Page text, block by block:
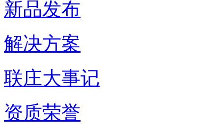
新品发布
解决方案
联庄大事记
资质荣誉